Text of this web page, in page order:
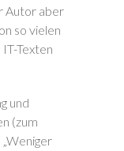
Autor aber
so vielen
Texten
und
(zum